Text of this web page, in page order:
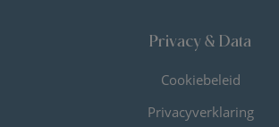
Privacy & Data
Cookiebeleid
Privacyverklaring